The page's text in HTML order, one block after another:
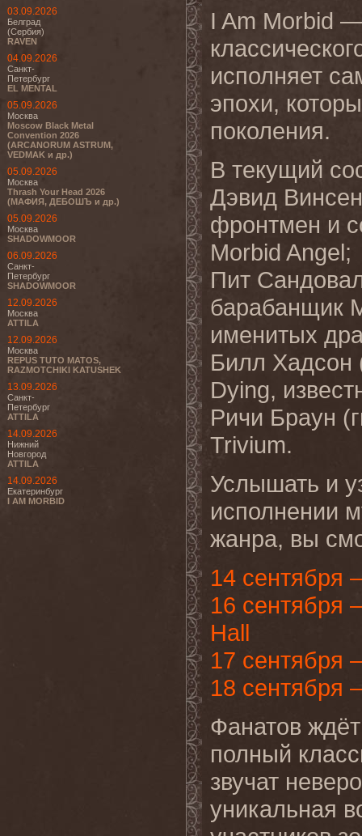
03.09.2026
Белград
(Сербия)
RAVEN
04.09.2026
Санкт-
Петербург
EL MENTAL
05.09.2026
Москва
Moscow Black Metal
Convention 2026
(ARCANORUM ASTRUM,
VEDMAK и др.)
05.09.2026
Москва
Thrash Your Head 2026
(МАФИЯ, ДЕБОШЪ и др.)
05.09.2026
Москва
SHADOWMOOR
06.09.2026
Санкт-
Петербург
SHADOWMOOR
12.09.2026
Москва
ATTILA
12.09.2026
Москва
REPUS TUTO MATOS,
RAZMOTCHIKI KATUSHEK
13.09.2026
Санкт-
Петербург
ATTILA
14.09.2026
Нижний
Новгород
ATTILA
14.09.2026
Екатеринбург
I AM MORBID
I Am Morbid
исполняет
эпохи,
поколения.
В текущий
Дэвид
фронтмен и
Morbid Angel;
Пит
барабанщик
именитых
Билл Хадсон
Dying,
Ричи Браун
Trivium.
Услышать и
исполнении
жанра, вы
14 сентября
16 сентября
Hall
17
18 сентября
Фанатов
полный
звучат
уникальная